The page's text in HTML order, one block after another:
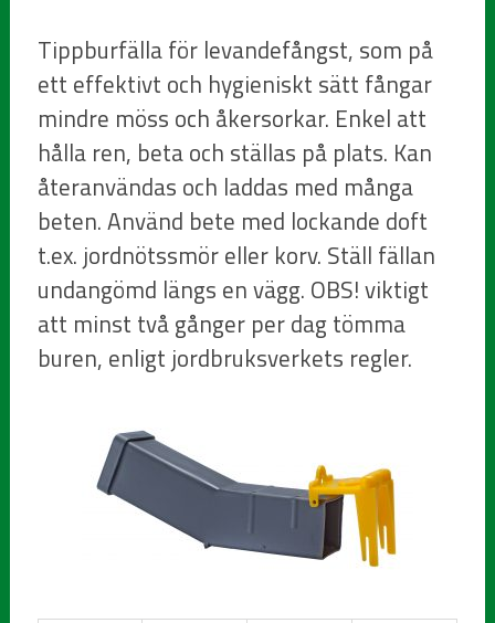
Tippburfälla för levandefångst, som på
ett effektivt och hygieniskt sätt fångar
mindre möss och åkersorkar. Enkel att
hålla ren, beta och ställas på plats. Kan
återanvändas och laddas med många
beten. Använd bete med lockande doft
t.ex. jordnötssmör eller korv. Ställ fällan
undangömd längs en vägg. OBS! viktigt
att minst två gånger per dag tömma
buren, enligt jordbruksverkets regler.